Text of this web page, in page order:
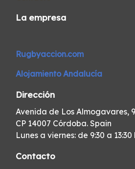
La empresa
Rugbyaccion.com
Alojamiento Andalucía
Dirección
Avenida de Los Almogavares, 9
CP 14007 Córdoba. Spain
Lunes a viernes: de 9:30 a 13:30
Contacto